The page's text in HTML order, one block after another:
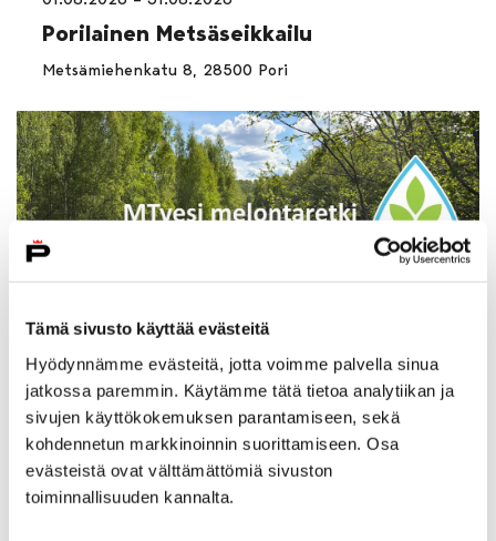
Tämä sivusto käyttää evästeitä
Hyödynnämme evästeitä, jotta voimme palvella sinua
jatkossa paremmin. Käytämme tätä tietoa analytiikan ja
sivujen käyttökokemuksen parantamiseen, sekä
kohdennetun markkinoinnin suorittamiseen. Osa
evästeistä ovat välttämättömiä sivuston
toiminnallisuuden kannalta.
Porilainen Metsäseikkailu
Metsämiehenkatu 8, 28500 Pori
10.09.2026 13:00–17:00
MTvesi melontaretki – Vesienhallintaa
vesiltä käsin
Hevosluodontie 80, 28100 Pori